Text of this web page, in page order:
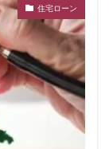
住宅ローン